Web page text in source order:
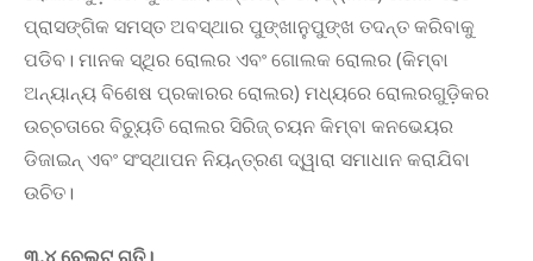
ପ୍ରାସଙ୍ଗିକ ସମସ୍ତ ଅବସ୍ଥାର ପୁଙ୍ଖାନୁପୁଙ୍ଖ ତଦନ୍ତ କରିବାକୁ
ପଡିବ। ମାନକ ସ୍ଥିର ରୋଲର ଏବଂ ଗୋଲକ ରୋଲର (କିମ୍ବା
ଅନ୍ୟାନ୍ୟ ବିଶେଷ ପ୍ରକାରର ରୋଲର) ମଧ୍ୟରେ ରୋଲରଗୁଡ଼ିକର
ଉଚ୍ଚତାରେ ବିଚ୍ୟୁତି ରୋଲର ସିରିଜ୍ ଚୟନ କିମ୍ବା କନଭେୟର
ଡିଜାଇନ୍ ଏବଂ ସଂସ୍ଥାପନ ନିୟନ୍ତ୍ରଣ ଦ୍ୱାରା ସମାଧାନ କରାଯିବା
ଉଚିତ।